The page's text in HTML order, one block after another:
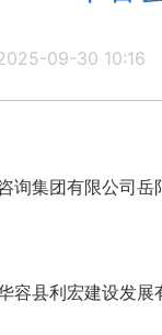
09-30 10:16
询集团有限公司
容县利宏建设发展